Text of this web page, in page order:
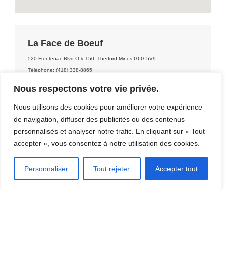
Nous respectons votre vie privée.
Nous utilisons des cookies pour améliorer votre expérience
de navigation, diffuser des publicités ou des contenus
personnalisés et analyser notre trafic. En cliquant sur « Tout
accepter », vous consentez à notre utilisation des cookies.
Personnaliser Tout rejeter Accepter tout
La Face de Boeuf
520 Frontenac Blvd O # 150, Thetford Mines G6G 5V9
Téléphone: (418) 338-8865
Contact: La Face de Boeuf
DÉCOUVRIR LA RÉGION